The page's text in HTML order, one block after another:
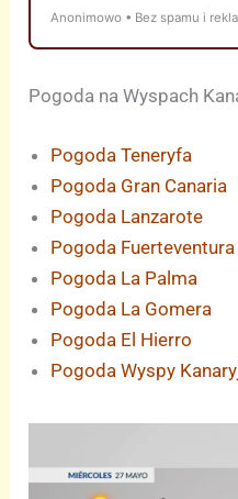
Anonimowo • Bez spamu i
Pogoda na Wyspach
Pogoda Teneryfa
Pogoda Gran Canaria
Pogoda Lanzarote
Pogoda Fuerteventura
Pogoda La Palma
Pogoda La Gomera
Pogoda El Hierro
Pogoda Wyspy